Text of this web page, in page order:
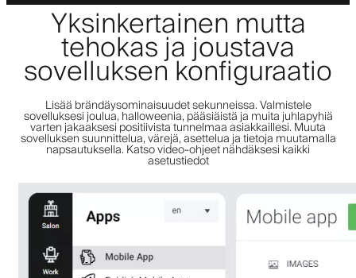
Yksinkertainen mutta
tehokas ja joustava
sovelluksen konfiguraatio
Lisää brändäysominaisuudet sekunneissa. Valmistele
sovelluksesi joulua, halloweenia, pääsiäistä ja muita juhlapyhiä
varten jakaaksesi positiivista tunnelmaa asiakkaillesi. Muuta
sovelluksen suunnittelua, värejä, asettelua ja tietoja muutamalla
napsautuksella. Katso video-ohjeet nähdäksesi kaikki
asetustiedot